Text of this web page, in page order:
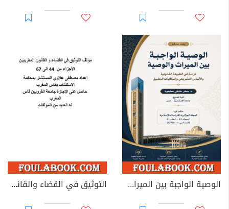
الوصية الواجبة بين الميراث والوصية: دراسة في الطبيعة القانونية والأساس التشريعي وإشكاليات التطبيق التوثيق في القضاء والقانون المغربيين - الأجزاء من 44 إلى 67